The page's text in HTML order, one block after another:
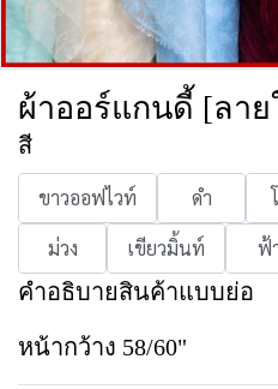
ผ้าออร์แกนดี้ [ลาย
สี
ขาวออฟไวท์ ดำ
ม่วง
เขียวมิ้นท์ ฟ้
คำอธิบายสินค้าแบบย่อ
หน้ากว้าง 58/60"